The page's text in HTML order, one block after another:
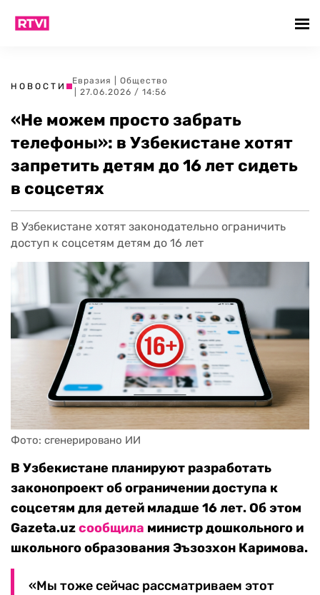
НОВОСТИ
Евразия
Общество
| 27.06.2026 / 14:56
«Не можем просто забрать
телефоны»: в Узбекистане хотят
запретить детям до 16 лет сидеть
в соцсетях
В Узбекистане хотят законодательно ограничить
доступ к соцсетям детям до 16 лет
Фото: сгенерировано ИИ
В Узбекистане планируют разработать
законопроект об ограничении доступа к
соцсетям для детей младше 16 лет. Об этом
Gazeta.uzсообщила министр дошкольного и
школьного образования Эъзозхон Каримова.
«Мы тоже сейчас рассматриваем этот